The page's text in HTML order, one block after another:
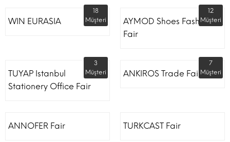
WIN EURASIA
18
Müşteri
AYMOD Shoes Fashion
Fair
12
Müşteri
TUYAP Istanbul
Stationery Office Fair
3
Müşteri
ANKIROS Trade Fairs
7
Müşteri
ANNOFER Fair TURKCAST Fair